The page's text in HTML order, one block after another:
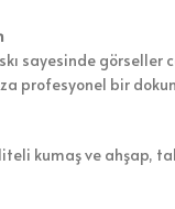
sayesinde görseller
profesyonel bir
kumaş ve ahşap,